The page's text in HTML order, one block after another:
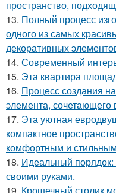
пространство,
13. Полный процесс
одного из самых
декоративных
14. Современный
15. Эта квартира
16. Процесс создания
элемента, сочетающего
17. Эта уютная
компактное
комфортным и
18. Идеальный порядок:
своими руками.